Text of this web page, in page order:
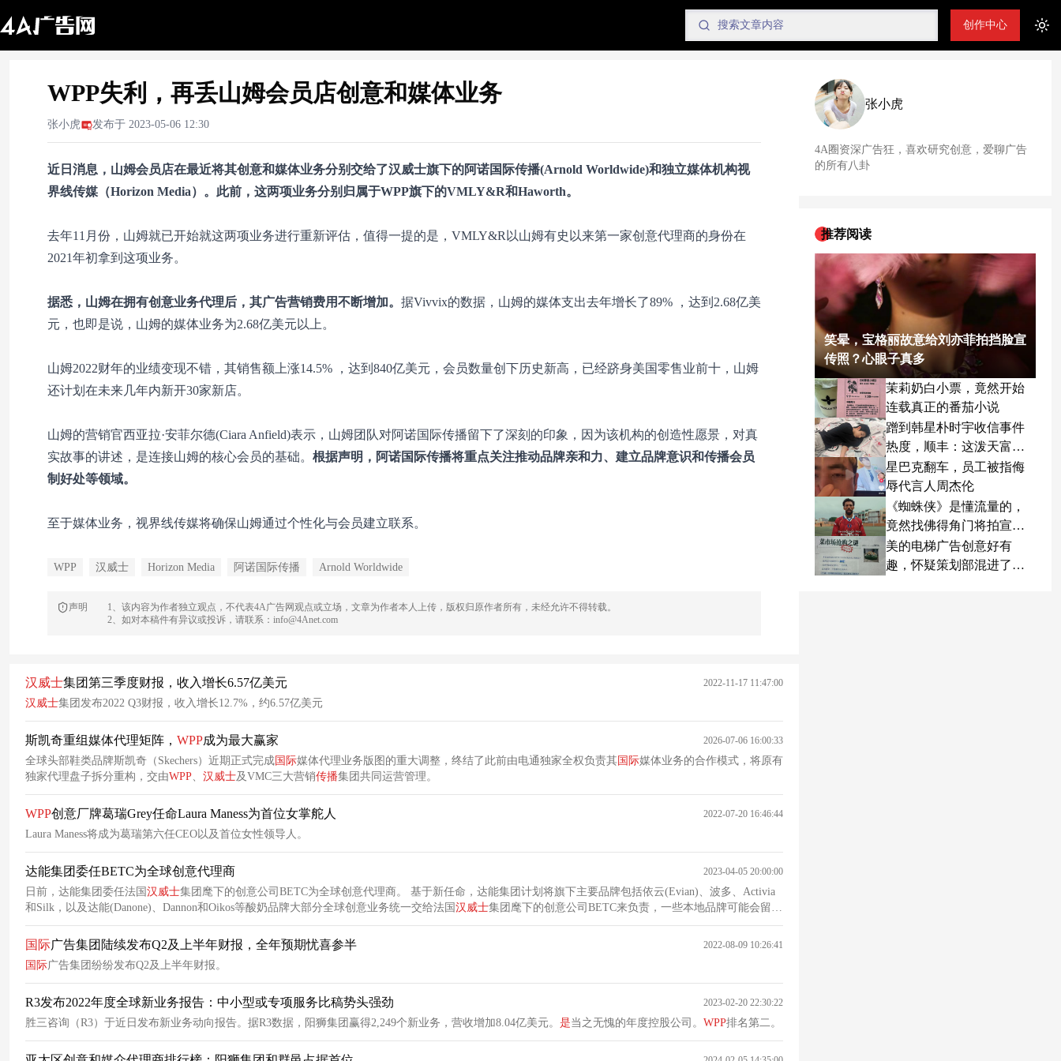
创作中心
WPP失利，再丢山姆会员店创意和媒体业务
张小虎 发布于 2023-05-06 12:30
近日消息，山姆会员店在最近将其创意和媒体业务分别交给了汉威士旗下的阿诺国际传播(Arnold Worldwide)和独立媒体机构视
界线传媒（Horizon Media）。此前，这两项业务分别归属于WPP旗下的VMLY&R和Haworth。
去年11月份，山姆就已开始就这两项业务进行重新评估，值得一提的是，VMLY&R以山姆有史以来第一家创意代理商的身份在
2021年初拿到这项业务。
据悉，山姆在拥有创意业务代理后，其广告营销费用不断增加。 据Vivvix的数据，山姆的媒体支出去年增长了89% ，达到2.68亿美
元，也即是说，山姆的媒体业务为2.68亿美元以上。
山姆2022财年的业绩变现不错，其销售额上涨14.5% ，达到840亿美元，会员数量创下历史新高，已经跻身美国零售业前十，山姆
还计划在未来几年内新开30家新店。
山姆的营销官西亚拉·安菲尔德(Ciara Anfield)表示，山姆团队对阿诺国际传播留下了深刻的印象，因为该机构的创造性愿景，对真
实故事的讲述，是连接山姆的核心会员的基础。 根据声明，阿诺国际传播将重点关注推动品牌亲和力、建立品牌意识和传播会员
制好处等领域。
至于媒体业务，视界线传媒将确保山姆通过个性化与会员建立联系。
WPP 汉威士 Horizon Media 阿诺国际传播 Arnold Worldwide
声明
1、该内容为作者独立观点，不代表4A广告网观点或立场，文章为作者本人上传，版权归原作者所有，未经允许不得转载。
2、如对本稿件有异议或投诉，请联系：info@4Anet.com
汉 威士集团第三季度财报，收入增长6.57亿美元 2022-11-17 11:47:00
汉 威士集团发布2022 Q3财报，收入增长12.7%，约6.57亿美元
斯凯奇重组媒体代理矩阵， WPP成为最大赢家 2026-07-06 16:00:33
全球头部鞋类品牌斯凯奇（Skechers）近期正式完成 国际媒体代理业务版图的重大调整，终结了此前由电通独家全权负责其 国际媒体业务的合作模式，将原有
独家代理盘子拆分重构，交由WPP、 汉 威士及VMC三大营销传播集团共同运营管理。
WPP创意厂牌葛瑞Grey任命Laura Maness为首位女掌舵人 2022-07-20 16:46:44
Laura Maness将成为葛瑞第六任CEO以及首位女性领导人。
达能集团委任BETC为全球创意代理商 2023-04-05 20:00:00
日前，达能集团委任法国 汉 威士集团麾下的创意公司BETC为全球创意代理商。 基于新任命，达能集团计划将旗下主要品牌包括依云(Evian)、波多、Activia
和Silk，以及达能(Danone)、Dannon和Oikos等酸奶品牌大部分全球创意业务统一交给法国 汉 威士集团麾下的创意公司BETC来负责，一些本地品牌可能会留在
达能现有的一些创意代理商手中。
国际广告集团陆续发布Q2及上半年财报，全年预期忧喜参半 2022-08-09 10:26:41
国际广告集团纷纷发布Q2及上半年财报。
R3发布2022年度全球新业务报告：中小型或专项服务比稿势头强劲 2023-02-20 22:30:22
胜三咨询（R3）于近日发布新业务动向报告。据R3数据，阳狮集团赢得2,249个新业务，营收增加8.04亿美元。 是当之无愧的年度控股公司。 WPP排名第二。
张小虎
4A圈资深广告狂，喜欢研究创意，爱聊广告
的所有八卦
推荐阅读
笑晕，宝格丽故意给刘亦菲拍挡脸宣
传照？心眼子真多
茉莉奶白小票，竟然开始
连载真正的番茄小说
蹭到韩星朴时宇收信事件
热度，顺丰：这泼天富贵
终于轮到我了
星巴克翻车，员工被指侮
辱代言人周杰伦
《蜘蛛侠》是懂流量的，
竟然找佛得角门将拍宣传
片
美的电梯广告创意好有
趣，怀疑策划部混进了天